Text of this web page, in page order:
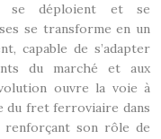
se déploient et se
se transforme en un
capable de s’adapter
du marché et aux
ouvre la voie à
du fret ferroviaire dans
renforçant son rôle de